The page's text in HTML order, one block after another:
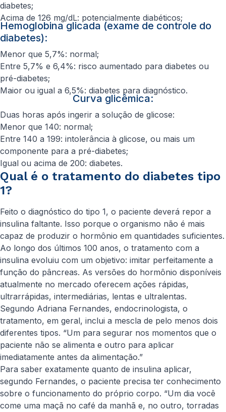
diabetes;
Acima de 126 mg/dL: potencialmente diabéticos;
Hemoglobina glicada (exame de controle do
diabetes):
Menor que 5,7%: normal;
Entre 5,7% e 6,4%: risco aumentado para diabetes ou
pré-diabetes;
Maior ou igual a 6,5%: diabetes para diagnóstico.
Curva glicêmica:
Duas horas após ingerir a solução de glicose:
Menor que 140: normal;
Entre 140 a 199: intolerância à glicose, ou mais um
componente para a pré-diabetes;
Igual ou acima de 200: diabetes.
Qual é o tratamento do diabetes tipo
1?
Feito o diagnóstico do tipo 1, o paciente deverá repor a
insulina faltante. Isso porque o organismo não é mais
capaz de produzir o hormônio em quantidades suficientes.
Ao longo dos últimos 100 anos, o tratamento com a
insulina evoluiu com um objetivo: imitar perfeitamente a
função do pâncreas. As versões do hormônio disponíveis
atualmente no mercado oferecem ações rápidas,
ultrarrápidas, intermediárias, lentas e ultralentas.
Segundo Adriana Fernandes, endocrinologista, o
tratamento, em geral, inclui a mescla de pelo menos dois
diferentes tipos. “Um para segurar nos momentos que o
paciente não se alimenta e outro para aplicar
imediatamente antes da alimentação.”
Para saber exatamente quanto de insulina aplicar,
segundo Fernandes, o paciente precisa ter conhecimento
sobre o funcionamento do próprio corpo. “Um dia você
come uma maçã no café da manhã e, no outro, torradas